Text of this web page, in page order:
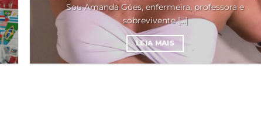
Sou Amanda Góes, enfermeira, professora e
sobrevivente [...]
LEIA MAIS